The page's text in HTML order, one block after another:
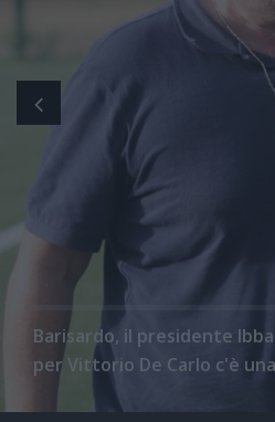
Barisardo, il presidente
per Vittorio De Carlo c'è